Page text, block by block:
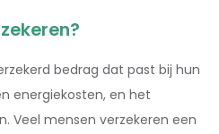
bedrag dat past bij hun
energiekosten, en het
Veel mensen verzekeren een